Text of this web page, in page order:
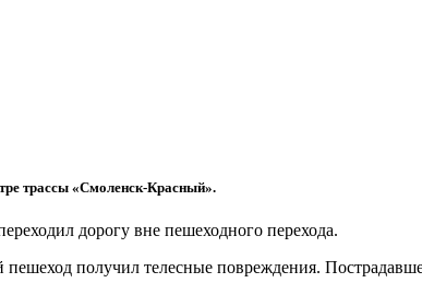
трассы «Смоленск-Красный».
дорогу вне пешеходного перехода.
получил телесные повреждения.